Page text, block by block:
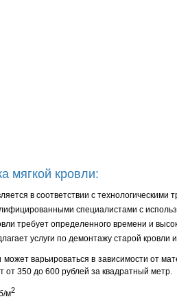
мягкой кровли:
в соответствии с технологическими
специалистами с
требует определенного времени и
услуги по демонтажу старой кровли
может варьироваться в зависимости от
от 350 до 600 рублей за квадратный метр.
м2